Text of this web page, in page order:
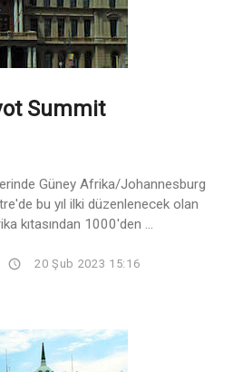
Summit
Güney Afrika/Johannesburg
bu yıl ilki düzenlenecek olan
kıtasından 1000'den ...
20 Şub 2023 15:16